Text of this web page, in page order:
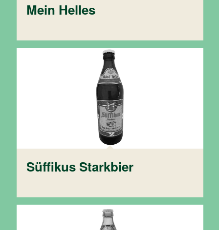
Mein Helles
Süffikus Starkbier